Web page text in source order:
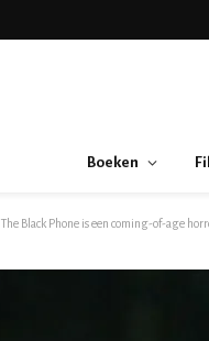
Boeken
The Black Phone is een coming-of-age